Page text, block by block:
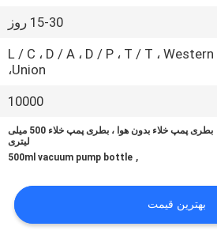
15-30 روز
L / C ، D / A ، D / P ، T / T ، Western
Union،
10000
بطری پمپ خلاء بدون هوا ، بطری پمپ خلاء 500 میلی
لیتری
,
500ml vacuum pump bottle
بهترین قیمت